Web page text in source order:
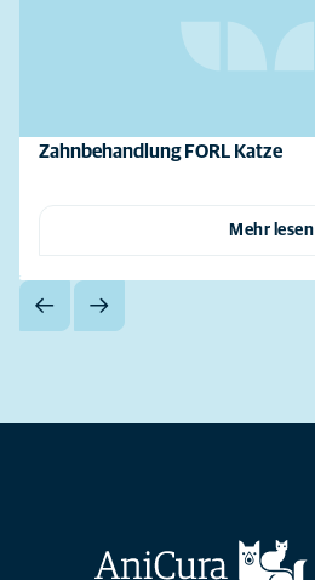
Zahnbehandlung FORL Katze
Mehr lesen